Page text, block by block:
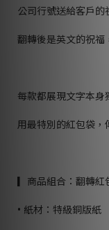
公司行號送給客戶的
翻轉後是英文的祝福
每款都展現文字本身
用最特別的紅包袋，
▎ 商品組合：翻轉紅
• 紙材：特級銅版紙